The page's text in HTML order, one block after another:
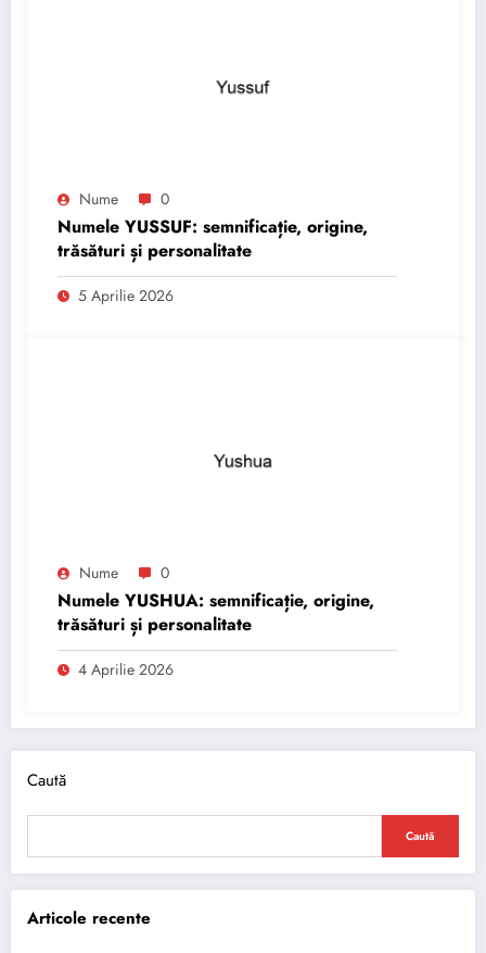
Nume 0
Numele YUSSUF: semnificație, origine,
trăsături și personalitate
5 Aprilie 2026
Nume 0
Numele YUSHUA: semnificație, origine,
trăsături și personalitate
4 Aprilie 2026
Caută
Caută
Articole recente